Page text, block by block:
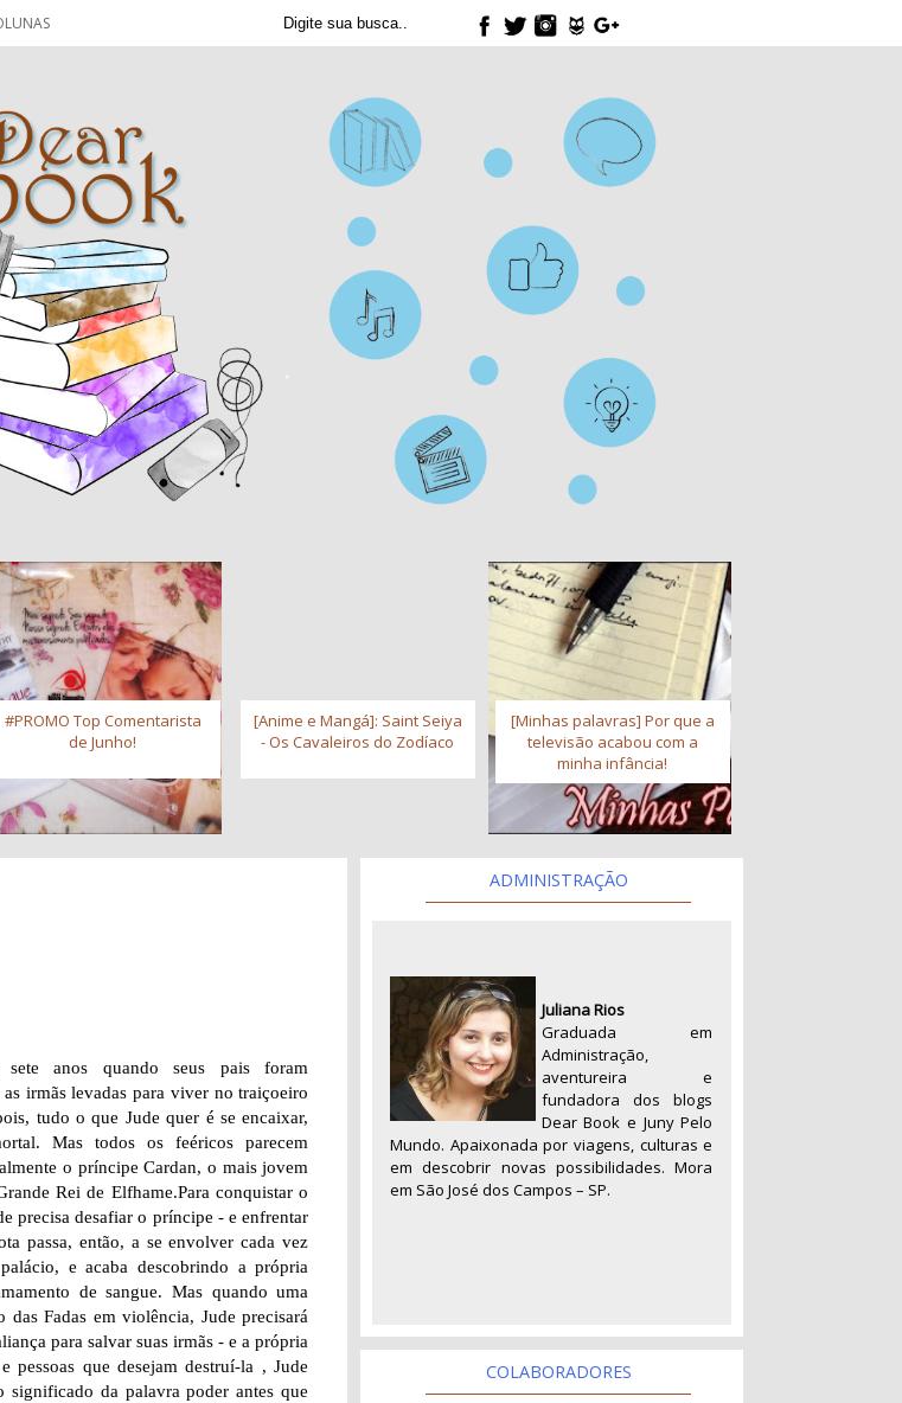
#PROMO Top Comentarista
de Junho!
[Anime e Mangá]: Saint Seiya
- Os Cavaleiros do Zodíaco
[Minhas palavras] Por que a
televisão acabou com a
minha infância!
sete anos quando seus pais foram
irmãs levadas para viver no traiçoeiro
tudo o que Jude quer é se encaixar,
Mas todos os feéricos parecem
o príncipe Cardan, o mais jovem
Rei de Elfhame.Para conquistar o
precisa desafiar o príncipe - e enfrentar
passa, então, a se envolver cada vez
e acaba descobrindo a própria
de sangue. Mas quando uma
das Fadas em violência, Jude precisará
para salvar suas irmãs - e a própria
pessoas que desejam destruí-la , Jude
significado da palavra poder antes que
ADMINISTRAÇÃO
Juliana Rios
Graduada em
Administração,
aventureira e
fundadora dos blogs
Dear Book e Juny Pelo
Mundo. Apaixonada por viagens, culturas e
em descobrir novas possibilidades. Mora
em São José dos Campos – SP.
COLABORADORES